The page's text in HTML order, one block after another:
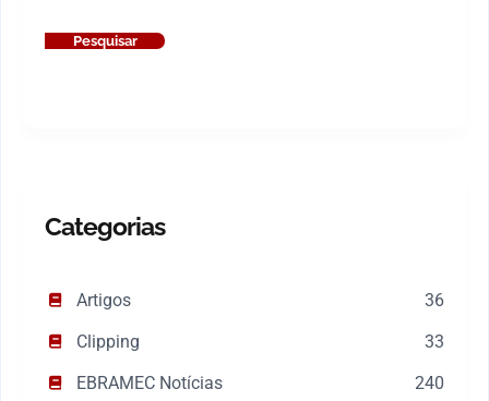
Pesquisar
Categorias
Artigos
36
Clipping
33
EBRAMEC Notícias
240